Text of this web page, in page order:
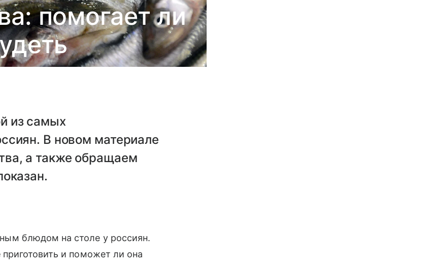
помогает ли
из самых
В новом материале
а также обращаем
блюдом на столе у россиян.
и поможет ли она